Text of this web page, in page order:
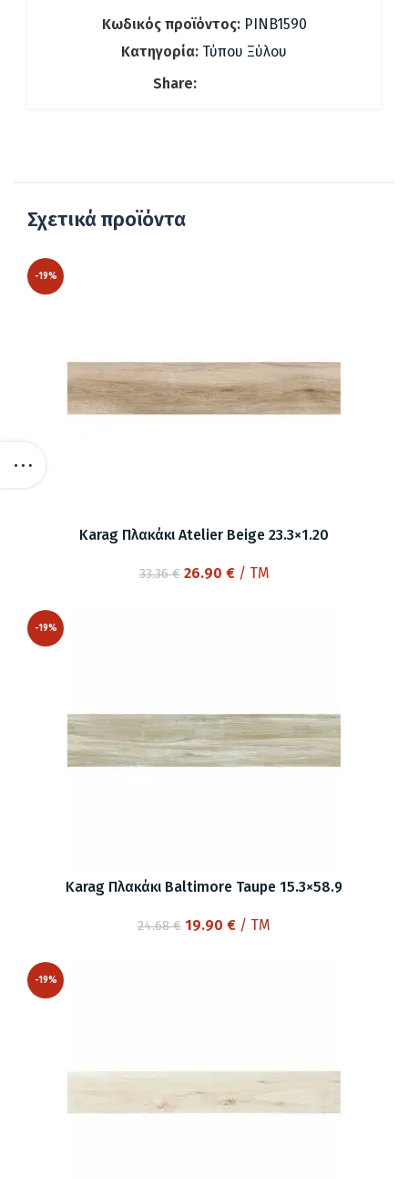
Κωδικός προϊόντος: PINB1590
Κατηγορία: Τύπου Ξύλου
Share:
Σχετικά προϊόντα
-19%
Karag Πλακάκι Atelier Beige 23.3×1.20
33.36€ Original
26.90 €Η
/ TM
-19%
Karag Πλακάκι Baltimore Taupe 15.3×58.9
24.68€ Original
19.90 €Η/ TM
-19%